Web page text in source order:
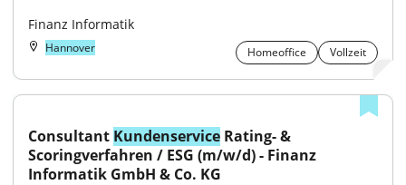
Finanz Informatik
Hannover Homeoffice Vollzeit
Consultant Kundenservice Rating- &
Scoringverfahren / ESG (m/w/d) - Finanz
Informatik GmbH & Co. KG